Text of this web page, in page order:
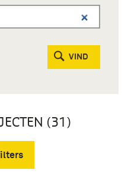
VIND
(31)